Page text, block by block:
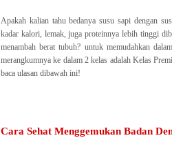
Apakah kalian tahu bedanya susu sapi dengan
kadar kalori, lemak, juga proteinnya lebih tinggi
menambah berat tubuh? untuk memudahkan
merangkumnya ke dalam 2 kelas adalah Kelas
baca ulasan dibawah ini!
Cara Sehat Menggemukan Badan